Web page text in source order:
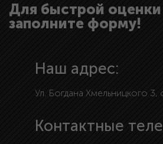
Для быстрой
заполните форму!
Наш адрес:
Ул. Богдана Хмельницкого
Контактные